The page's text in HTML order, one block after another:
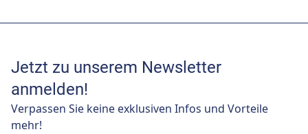
Jetzt zu unserem Newsletter
anmelden!
Verpassen Sie keine exklusiven Infos und Vorteile
mehr!